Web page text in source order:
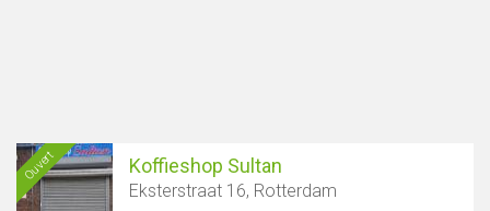
Ouvert Koffieshop Sultan
Eksterstraat 16, Rotterdam